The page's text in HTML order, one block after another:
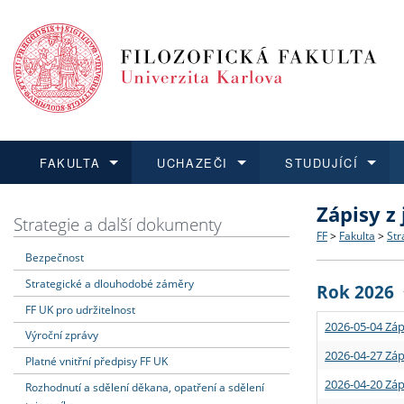
FAKULTA
Dozvědět se více
Struktura
Strategie
Podpora
UCHAZEČI
Podat přihlášku
Co
Učitelské
STUDUJÍCÍ
Dozvědět se více
Rigorózní
Dozvědět se více
O vědě a
Granty a
Dozvědět se více
Aktuální
Strategie a další dokumenty
Bezpečnost
Strategické a dlouhodobé záměry
FF UK pro udržitelnost
Výroční zprávy
Platné vnitřní předpisy FF UK
Rozhodnutí a sdělení děkana, opatření a sdělení
Zápisy
FF > Fakulta >
Rok 2026
2026-05-04
2026-04-27
2026-04-20